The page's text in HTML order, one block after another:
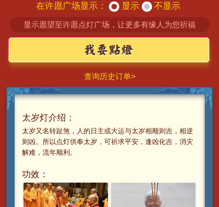
在许愿广场显示： 显示 不显示
显示愿望至许愿点灯广场，让更多有缘人为您祈福
查询历史订单>
太岁灯介绍：
太岁又名转趾煞，人的日主或大运与太岁相顺则吉，相逆
则凶。所以点灯供奉太岁，可祈求平安，逢凶化吉，消灾
解难，流年顺利。
功效：